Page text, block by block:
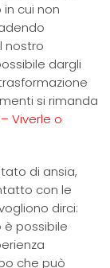
cui non
nostro
dargli
si rimanda
Viverle o
di ansia,
con le
dirci:
possibile
che può